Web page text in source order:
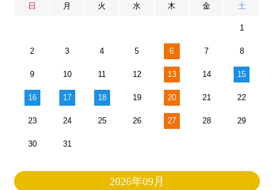
日 月 火 水 木 金 土
1
2 3 4 5 6 7 8
9 10 11 12 13 14 15
16 17 18 19 20 21 22
23 24 25 26 27 28 29
30 31
2026年09月